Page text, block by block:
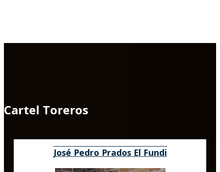
Cartel Toreros
José Pedro Prados El Fundi